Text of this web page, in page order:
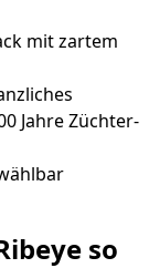
mit zartem
Jahre Züchter-
so